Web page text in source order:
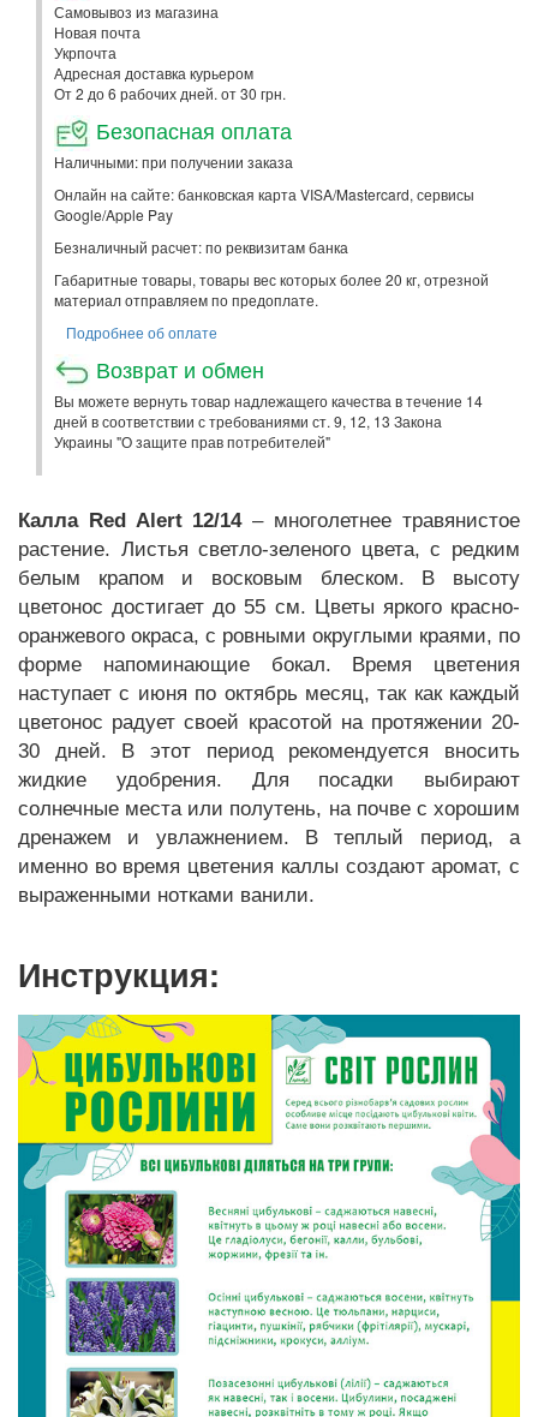
Самовывоз из магазина
Новая почта
Укрпочта
Адресная доставка курьером
От 2 до 6 рабочих дней. от 30 грн.
Безопасная оплата
Наличными: при получении заказа
Онлайн на сайте: банковская карта VISA/Mastercard, сервисы
Google/Apple Pay
Безналичный расчет: по реквизитам банка
Габаритные товары, товары вес которых более 20 кг, отрезной
материал отправляем по предоплате.
Подробнее об оплате
Возврат и обмен
Вы можете вернуть товар надлежащего качества в течение 14
дней в соответствии с требованиями ст. 9, 12, 13 Закона
Украины "О защите прав потребителей"
Калла Red Alert 12/14– многолетнее травянистое
растение. Листья светло-зеленого цвета, с редким
белым крапом и восковым блеском. В высоту
цветонос достигает до 55 см. Цветы яркого красно-
оранжевого окраса, с ровными округлыми краями, по
форме напоминающие бокал. Время цветения
наступает с июня по октябрь месяц, так как каждый
цветонос радует своей красотой на протяжении 20-
30 дней. В этот период рекомендуется вносить
жидкие удобрения. Для посадки выбирают
солнечные места или полутень, на почве с хорошим
дренажем и увлажнением. В теплый период, а
именно во время цветения каллы создают аромат, с
выраженными нотками ванили.
Инструкция: